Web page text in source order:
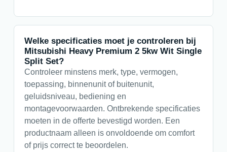
Welke specificaties moet je controleren bij
Mitsubishi Heavy Premium 2 5kw Wit Single
Split Set?
Controleer minstens merk, type, vermogen,
toepassing, binnenunit of buitenunit,
geluidsniveau, bediening en
montagevoorwaarden. Ontbrekende specificaties
moeten in de offerte bevestigd worden. Een
productnaam alleen is onvoldoende om comfort
of prijs correct te beoordelen.